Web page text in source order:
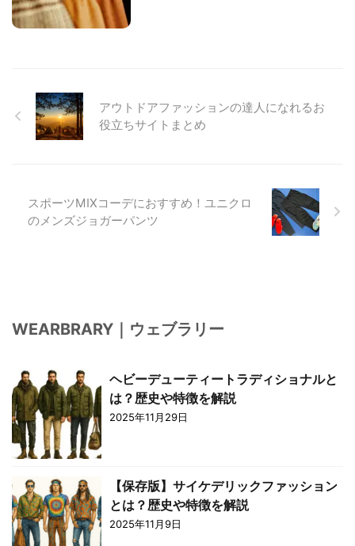
アウトドアファッションの達人になれるお
役立ちサイトまとめ
スポーツMIXコーデにおすすめ！ユニクロ
のメンズジョガーパンツ
WEARBRARY｜ウェブラリー
ヘビーデューティートラディショナルと
は？歴史や特徴を解説
2025年11月29日
【保存版】サイケデリックファッション
とは？歴史や特徴を解説
2025年11月9日